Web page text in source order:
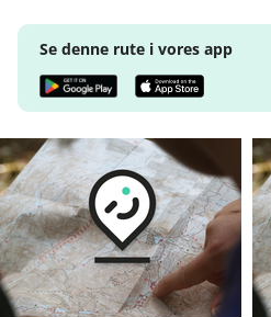
Se denne rute i vores app